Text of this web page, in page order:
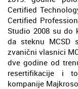
Certified
Certified
Studio 2008 su do
da steknu MCSD
zvanični vlasnici
dve godine od
resertifikacije i
kompanije